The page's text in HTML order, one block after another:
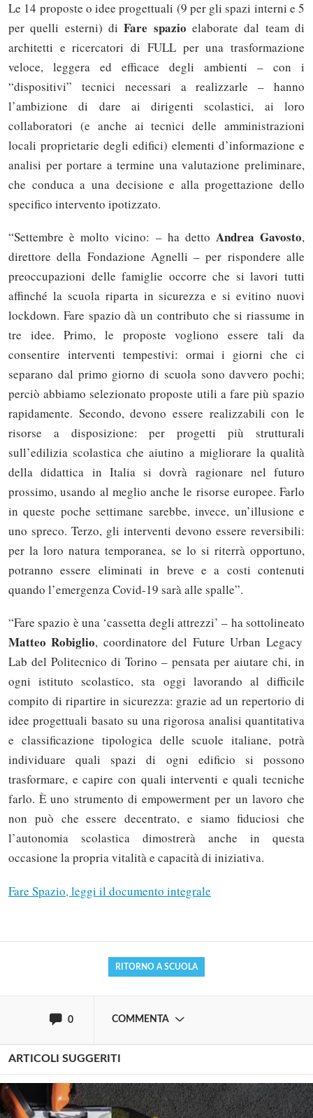
Le 14 proposte o idee progettuali (9 per gli spazi interni e 5
per quelli esterni) diFare spazio elaborate dal team di
architetti e ricercatori di FULL per una trasformazione
veloce, leggera ed efficace degli ambienti – con i
“dispositivi” tecnici necessari a realizzarle – hanno
l’ambizione di dare ai dirigenti scolastici, ai loro
collaboratori (e anche ai tecnici delle amministrazioni
locali proprietarie degli edifici) elementi d’informazione e
analisi per portare a termine una valutazione preliminare,
che conduca a una decisione e alla progettazione dello
specifico intervento ipotizzato.
“Settembre è molto vicino: – ha detto Andrea Gavosto,
direttore della Fondazione Agnelli – per rispondere alle
preoccupazioni delle famiglie occorre che si lavori tutti
affinché la scuola riparta in sicurezza e si evitino nuovi
lockdown. Fare spazio dà un contributo che si riassume in
tre idee. Primo, le proposte vogliono essere tali da
consentire interventi tempestivi: ormai i giorni che ci
separano dal primo giorno di scuola sono davvero pochi;
perciò abbiamo selezionato proposte utili a fare più spazio
rapidamente. Secondo, devono essere realizzabili con le
risorse a disposizione: per progetti più strutturali
sull’edilizia scolastica che aiutino a migliorare la qualità
della didattica in Italia si dovrà ragionare nel futuro
prossimo, usando al meglio anche le risorse europee. Farlo
in queste poche settimane sarebbe, invece, un’illusione e
uno spreco. Terzo, gli interventi devono essere reversibili:
per la loro natura temporanea, se lo si riterrà opportuno,
potranno essere eliminati in breve e a costi contenuti
quando l’emergenza Covid-19 sarà alle spalle”.
“Fare spazio è una ‘cassetta degli attrezzi’ – ha sottolineato
Matteo Robiglio, coordinatore del Future Urban Legacy
Lab del Politecnico di Torino – pensata per aiutare chi, in
ogni istituto scolastico, sta oggi lavorando al difficile
compito di ripartire in sicurezza: grazie ad un repertorio di
idee progettuali basato su una rigorosa analisi quantitativa
e classificazione tipologica delle scuole italiane, potrà
individuare quali spazi di ogni edificio si possono
trasformare, e capire con quali interventi e quali tecniche
farlo. È uno strumento di empowerment per un lavoro che
non può che essere decentrato, e siamo fiduciosi che
l’autonomia scolastica dimostrerà anche in questa
occasione la propria vitalità e capacità di iniziativa.
Fare Spazio, leggi il documento integrale
RITORNO A SCUOLA
0 COMMENTA
Solo gli utenti registrati possono
ARTICOLI SUGGERITI